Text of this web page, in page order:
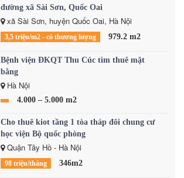
đường xã Sài Sơn, Quốc Oai
xã Sài Sơn, huyện Quốc Oai, Hà Nội
3,5 triệu/m2 - có thương lượng 979.2 m2
Bệnh viện ĐKQT Thu Cúc tìm thuê mặt
bằng
Hà Nội
4.000 – 5.000 m2
Cho thuê kiot tầng 1 tòa tháp đôi chung cư
học viện Bộ quốc phòng
Quận Tây Hồ - Hà Nội
98 triệu/tháng 346m2